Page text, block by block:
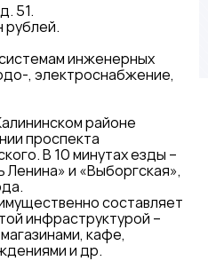
51.
рублей.
инженерных
, электроснабжение,
районе
проспекта
В 10 минутах езды –
и «Выборгская»,
составляет
инфраструктурой –
кафе,
и др.